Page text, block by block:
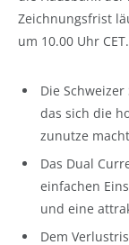
Zeichnungsfrist
um 10.00 Uhr CET.
Die
das sich die
zunutze
Das Dual
einfachen
und eine
Dem